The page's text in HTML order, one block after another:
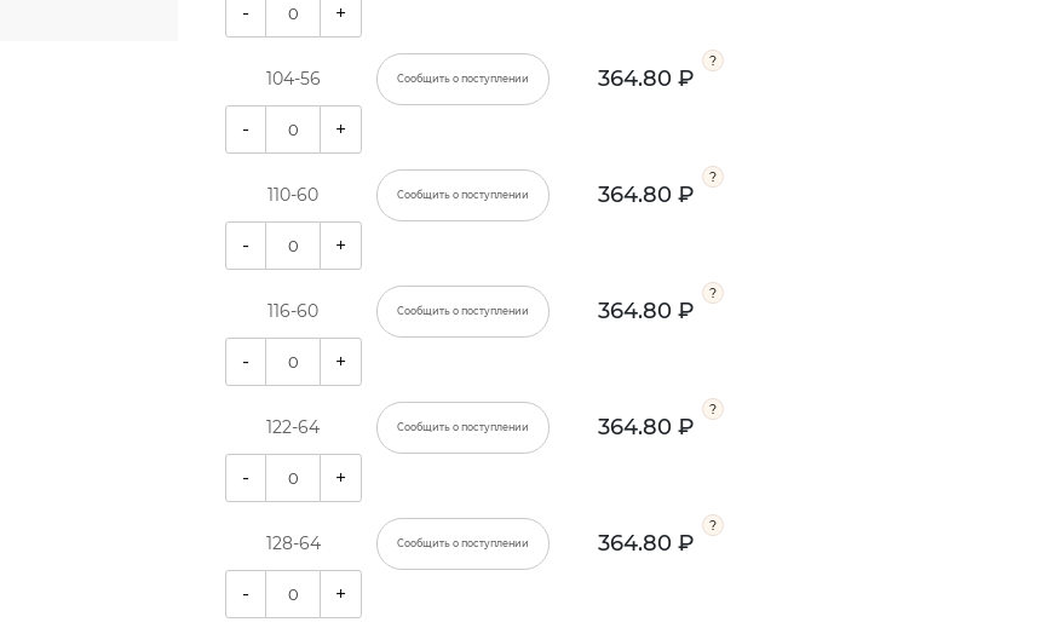
- +
104-56 Сообщить о поступлении 364.80 ₽
- +
110-60 Сообщить о поступлении 364.80 ₽
- +
116-60 Сообщить о поступлении 364.80 ₽
- +
122-64 Сообщить о поступлении 364.80 ₽
- +
128-64 Сообщить о поступлении 364.80 ₽
- +